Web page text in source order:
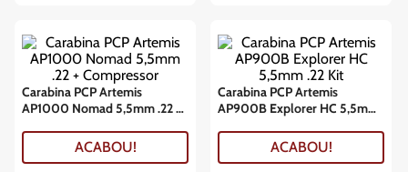
Carabina PCP Artemis
AP1000 Nomad 5,5mm .22 +
ACABOU!
Carabina PCP Artemis
AP900B Explorer HC 5,5mm
ACABOU!